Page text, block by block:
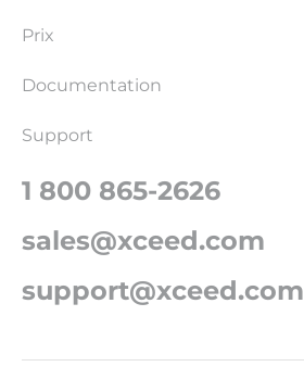
Prix
Documentation
Support
1 800 865-2626
sales@xceed.com
support@xceed.com